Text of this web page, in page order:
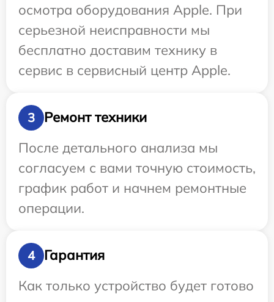
осмотра оборудования Apple. При
серьезной неисправности мы
бесплатно доставим технику в
сервис в сервисный центр Apple.
3
Ремонт техники
После детального анализа мы
согласуем с вами точную стоимость,
график работ и начнем ремонтные
операции.
4
Гарантия
Как только устройство будет готово